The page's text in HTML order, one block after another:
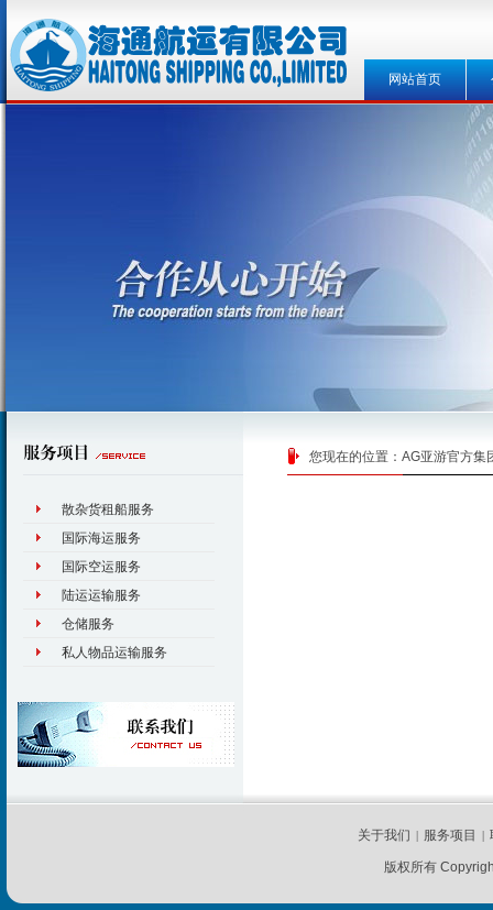
网站首页
散杂货租船服务
国际海运服务
国际空运服务
陆运运输服务
仓储服务
私人物品运输服务
您现在的位置： AG亚游官方集
关于我们 | 服务项目 |
版权所有